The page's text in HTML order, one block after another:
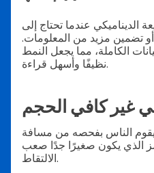
الديناميكي عندما تحتاج إلى
تضمين مزيد من المعلومات.
الكاملة، مما يجعل النمط
نظيفًا وأسهل قراءة.
غير كافي الحجم
الناس بفحصه من مسافة
الذي يكون صغيرًا جدًا صعب
الالتقاط.